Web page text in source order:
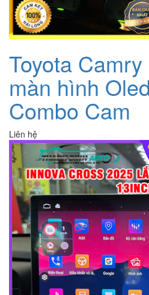
Toyota
màn hình
Combo Cam
Liên hệ